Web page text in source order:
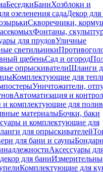
БеседкиБаниХозблоки и
озеленения садаДекор для
Скворечники,
Фонтаны,
для прудовУличные
светильники
щебеньСад и огород
опрыскивателиШланги
Комплектующие для
Уничтожители,
Автоматизация и
и комплектующие для
материалыБочки, баки
и комплектующие для
для опрыскивателей
для бани и сауны
Аксессуары
для бани
Комплектующие для